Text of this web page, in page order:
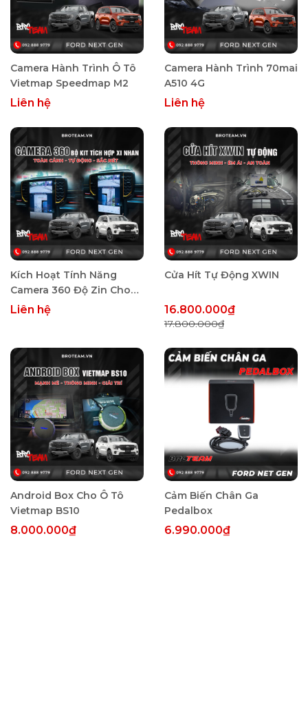
Camera Hành Trình Ô Tô
Vietmap Speedmap M2
Liên hệ
Camera Hành Trình 70mai
A510 4G
Liên hệ
Kích Hoạt Tính Năng
Camera 360 Độ Zin Cho
Ford
Liên hệ
Cửa Hít Tự Động XWIN
16.800.000₫
17.800.000₫
Android Box Cho Ô Tô
Vietmap BS10
8.000.000₫
Cảm Biến Chân Ga
Pedalbox
6.990.000₫